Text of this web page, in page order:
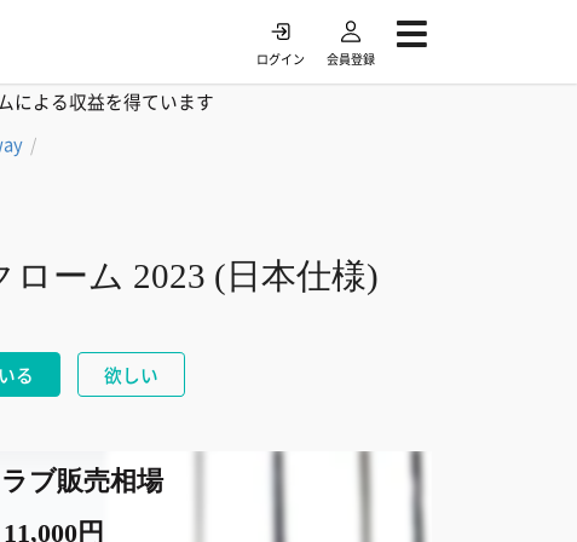
ログイン 会員登録
による収益を得ています
/
ーム 2023 (日本仕様)
る 欲しい
ブ販売相場
円